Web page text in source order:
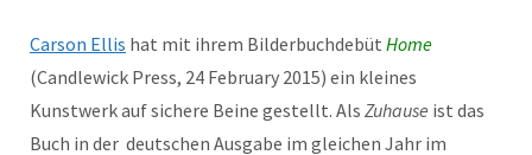
Carson Ellis hat mit ihrem Bilderbuchdebüt Home
(Candlewick Press, 24 February 2015) ein kleines
Kunstwerk auf sichere Beine gestellt. Als Zuhause ist das
Buch in der deutschen Ausgabe im gleichen Jahr im